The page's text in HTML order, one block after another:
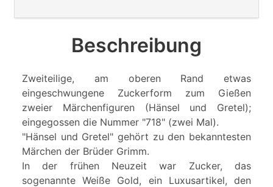
Beschreibung
Zweiteilige, am oberen Rand etwas
eingeschwungene Zuckerform zum Gießen
zweier Märchenfiguren (Hänsel und Gretel);
eingegossen die Nummer "718" (zwei Mal).
"Hänsel und Gretel" gehört zu den bekanntesten
Märchen der Brüder Grimm.
In der frühen Neuzeit war Zucker, das
sogenannte Weiße Gold, ein Luxusartikel, den